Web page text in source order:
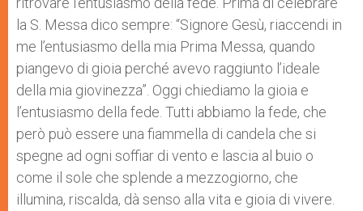
la S. Messa dico sempre: “Signore Gesù, riaccendi in
me l’entusiasmo della mia Prima Messa, quando
piangevo di gioia perché avevo raggiunto l’ideale
della mia giovinezza”. Oggi chiediamo la gioia e
l’entusiasmo della fede. Tutti abbiamo la fede, che
però può essere una fiammella di candela che si
spegne ad ogni soffiar di vento e lascia al buio o
come il sole che splende a mezzogiorno, che
illumina, riscalda, dà senso alla vita e gioia di vivere.